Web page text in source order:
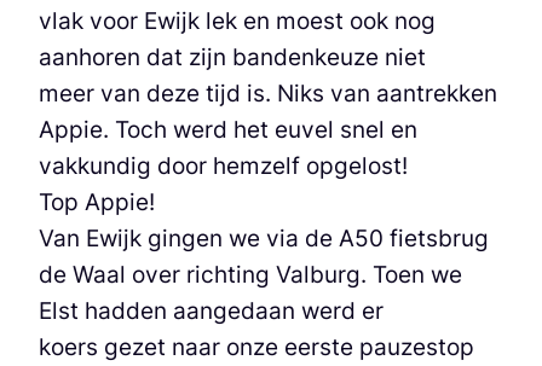
vlak voor Ewijk lek en moest ook nog
aanhoren dat zijn bandenkeuze niet
meer van deze tijd is. Niks van aantrekken
Appie. Toch werd het euvel snel en
vakkundig door hemzelf opgelost!
Top Appie!
Van Ewijk gingen we via de A50 fietsbrug
de Waal over richting Valburg. Toen we
Elst hadden aangedaan werd er
koers gezet naar onze eerste pauzestop